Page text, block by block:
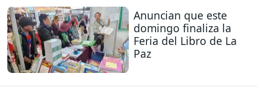
Anuncian que este
domingo finaliza la
Feria del Libro de La
Paz